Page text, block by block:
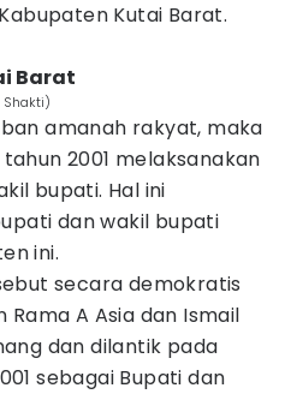
Kutai Barat.
Barat
Shakti)
amanah rakyat, maka
2001 melaksanakan
bupati. Hal ini
dan wakil bupati
ini.
secara demokratis
A Asia dan Ismail
dan dilantik pada
sebagai Bupati dan